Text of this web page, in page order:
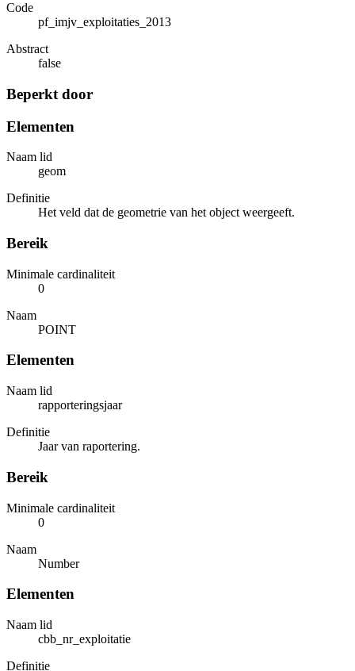
Code
pf_imjv_exploitaties_2013
Abstract
false
Beperkt door
Elementen
Naam lid
geom
Definitie
Het veld dat de geometrie van het object weergeeft.
Bereik
Minimale cardinaliteit
0
Naam
POINT
Elementen
Naam lid
rapporteringsjaar
Definitie
Jaar van raportering.
Bereik
Minimale cardinaliteit
0
Naam
Number
Elementen
Naam lid
cbb_nr_exploitatie
Definitie